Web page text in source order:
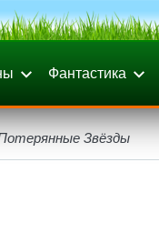
Фантастика
Звёзды